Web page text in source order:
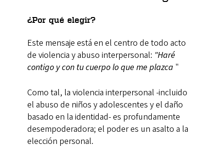
¿Por qué elegir?
Este mensaje está en el centro de todo acto
de violencia y abuso interpersonal: "Haré
contigo y con tu cuerpo lo que me plazca "
Como tal, la violencia interpersonal -incluido
el abuso de niños y adolescentes y el daño
basado en la identidad- es profundamente
desempoderadora; el poder es un asalto a la
elección personal.